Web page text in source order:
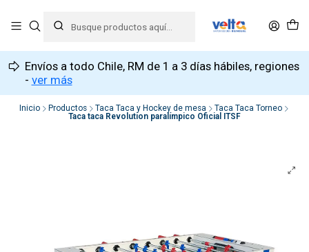
Envíos a todo Chile, RM de 1 a 3 días hábiles, regiones
- ver más
Inicio Productos Taca Taca y Hockey de mesa
Taca Taca Torneo
Taca taca Revolution paralímpico Oficial ITSF